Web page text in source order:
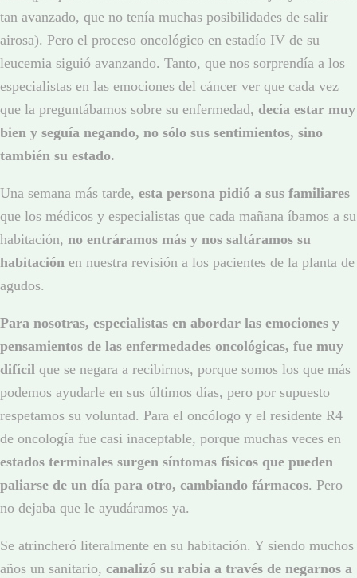
tan avanzado, que no tenía muchas posibilidades de salir
airosa). Pero el proceso oncológico en estadío IV de su
leucemia siguió avanzando. Tanto, que nos sorprendía a los
especialistas en las emociones del cáncer ver que cada vez
que la preguntábamos sobre su enfermedad, decía estar muy
bien y seguía negando, no sólo sus sentimientos, sino
también su estado.
Una semana más tarde, esta persona pidió a sus familiares
que los médicos y especialistas que cada mañana íbamos a su
habitación, no entráramos más y nos saltáramos su
habitación en nuestra revisión a los pacientes de la planta de
agudos.
Para nosotras, especialistas en abordar las emociones y
pensamientos de las enfermedades oncológicas, fue muy
difícil que se negara a recibirnos, porque somos los que más
podemos ayudarle en sus últimos días, pero por supuesto
respetamos su voluntad. Para el oncólogo y el residente R4
de oncología fue casi inaceptable, porque muchas veces en
estados terminales surgen síntomas físicos que pueden
paliarse de un día para otro, cambiando fármacos. Pero
no dejaba que le ayudáramos ya.
Se atrincheró literalmente en su habitación. Y siendo muchos
años un sanitario, canalizó su rabia a través de negarnos a